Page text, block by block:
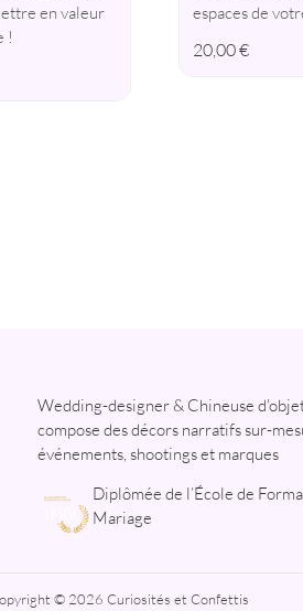
en valeur
!
espaces de
20,00€
Wedding-designer & Chineuse
compose des décors narratifs sur-
événements, shootings et marques
Diplômée de l’École de
Mariage
© 2026 Curiosités et Confettis